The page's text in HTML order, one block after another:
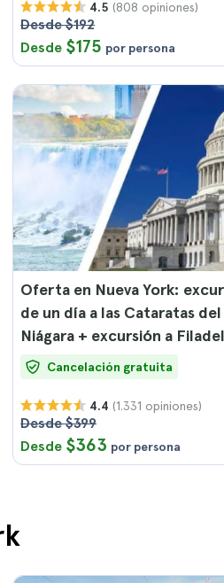
4.5 (808 opiniones)
Desde $192
Desde $175 por persona
Oferta en Nueva York:
de un día a las Cataratas del
Niágara + excursión a Filadelfia y
Washington
Cancelación gratuita
4.4 (1.331 opiniones)
Desde $399
Desde $363 por persona